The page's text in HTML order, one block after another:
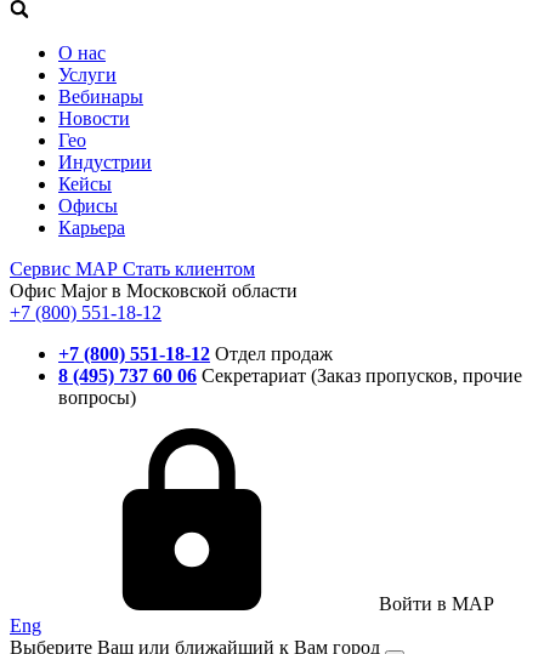
О нас
Услуги
Вебинары
Новости
Гео
Индустрии
Кейсы
Офисы
Карьера
Сервис МАР Стать клиентом
Офис Major в Московской области
+7 (800) 551-18-12
+7 (800) 551-18-12 Отдел продаж
8 (495) 737 60 06 Секретариат (Заказ пропусков, прочие
вопросы)
Войти в MAP
Eng
Выберите Ваш или ближайший к Вам город